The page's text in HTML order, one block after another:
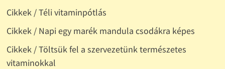
Cikkek / Téli vitaminpótlás
Cikkek / Napi egy marék mandula csodákra képes
Cikkek / Töltsük fel a szervezetünk természetes
vitaminokkal